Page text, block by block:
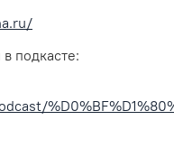
подкасте: